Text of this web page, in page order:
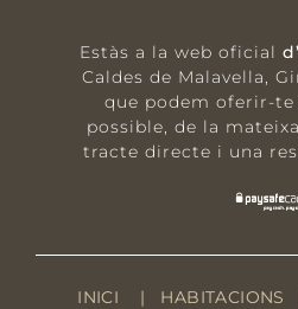
Estàs a la web oficial
Caldes de Malavella,
que podem oferir-
possible, de la
tracte directe i una
INICI | HABITACIONS